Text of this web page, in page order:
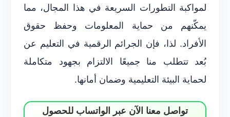
لمواكبة التطورات السريعة في هذا المجال، مما
يمكّنهم من حماية المعلومات وحفظ حقوق
الأفراد. لذا، فإن الجرائم الرقمية في التعليم عن
بُعد تتطلب منا جميعًا الالتزام بجهود متكاملة
لحماية البيئة التعليمية وضمان أمانها.
تواصل معنا الآن عبر الواتساب للحصول